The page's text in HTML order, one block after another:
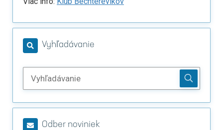
Vyhľadávanie
Odber noviniek